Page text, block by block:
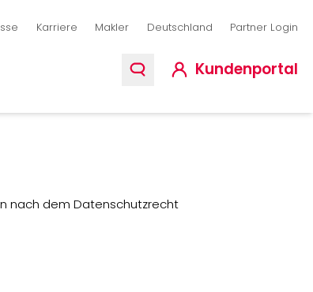
Karriere Makler Deutschland Partner Login
Kundenportal
nach dem Datenschutzrecht